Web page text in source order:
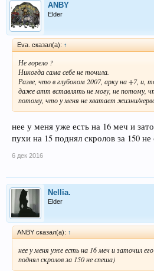
ANBY
Elder
Eva. сказал(а): ↑
Не горело ?
Никогда сама себе не точила.
Разве, что в глубоком 2007, арку на +7, и,
даже атт вставлять не могу, не потому,
потому, что у меня не хватает жизни/
нее у меня уже есть на 16 меч и
пухи на 15 поднял скролов за 150
6 дек 2016
Nellia.
Elder
ANBY сказал(а): ↑
нее у меня уже есть на 16 меч и заточил
поднял скролов за 150 не спеша)